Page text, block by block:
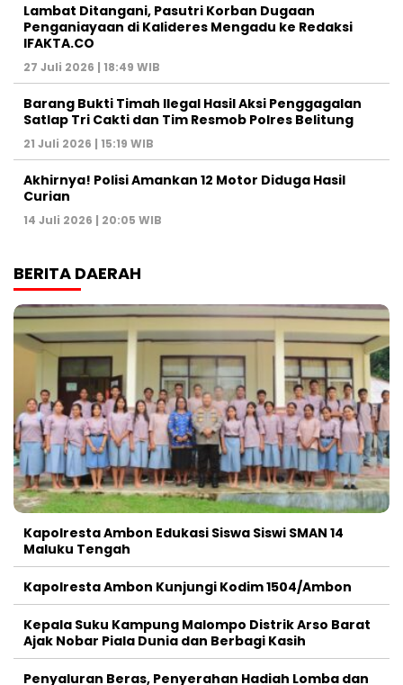
Lambat Ditangani, Pasutri Korban Dugaan
Penganiayaan di Kalideres Mengadu ke Redaksi
IFAKTA.CO
27 Juli 2026 | 18:49 WIB
Barang Bukti Timah Ilegal Hasil Aksi Penggagalan
Satlap Tri Cakti dan Tim Resmob Polres Belitung
21 Juli 2026 | 15:19 WIB
Akhirnya! Polisi Amankan 12 Motor Diduga Hasil
Curian
14 Juli 2026 | 20:05 WIB
BERITA DAERAH
Kapolresta Ambon Edukasi Siswa Siswi SMAN 14
Maluku Tengah
Kapolresta Ambon Kunjungi Kodim 1504/Ambon
Kepala Suku Kampung Malompo Distrik Arso Barat
Ajak Nobar Piala Dunia dan Berbagi Kasih
Penyaluran Beras, Penyerahan Hadiah Lomba dan